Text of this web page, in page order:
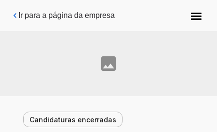
Pular para o conteúdo principal
Ir para a página da empresa
Candidaturas encerradas